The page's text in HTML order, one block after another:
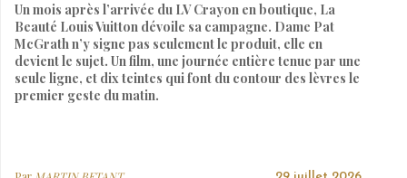
Un mois après l’arrivée du LV Crayon en boutique, La
Beauté Louis Vuitton dévoile sa campagne. Dame Pat
McGrath n’y signe pas seulement le produit, elle en
devient le sujet. Un film, une journée entière tenue par une
seule ligne, et dix teintes qui font du contour des lèvres le
premier geste du matin.